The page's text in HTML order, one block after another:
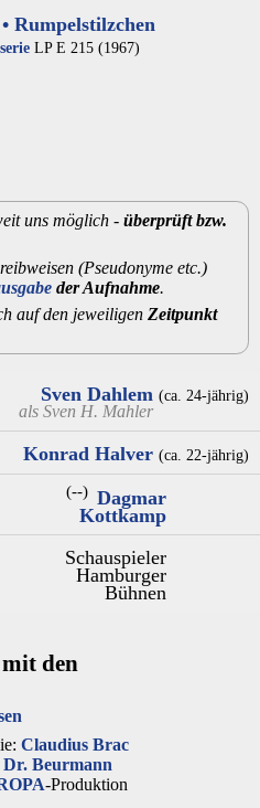
Rumpelstilzchen
LP E 215 (1967)
uns möglich - überprüft bzw.
(Pseudonyme etc.)
der Aufnahme.
auf den jeweiligen Zeitpunkt
Sven Dahlem
als Sven H. Mahler
(ca. 24‑jährig)
Konrad Halver (ca. 22‑jährig)
(--) Dagmar
Kottkamp
Schauspieler
Hamburger
Bühnen
den
Claudius Brac
Dr. Beurmann
-Produktion